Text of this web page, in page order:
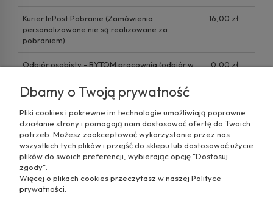
Kurier InPost Pobranie (Zamówienia
personalizowane nie są realizowane za
pobraniem)
16,00 zł
Odbiór osobisty - BYTOM pracownia (odbiór w
0,00 zł
Dbamy o Twoją prywatność
Pliki cookies i pokrewne im technologie umożliwiają poprawne
działanie strony i pomagają nam dostosować ofertę do Twoich
potrzeb. Możesz zaakceptować wykorzystanie przez nas
wszystkich tych plików i przejść do sklepu lub dostosować użycie
plików do swoich preferencji, wybierając opcję "Dostosuj
zgody".
Więcej o plikach cookies przeczytasz w naszej Polityce
prywatności.